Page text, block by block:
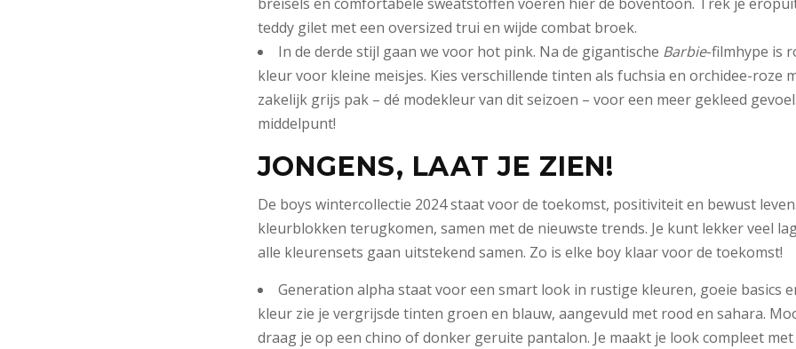
teddy gilet met een oversized trui en wijde combat broek.
In de derde stijl gaan we voor hot pink. Na de gigantische Barbie-filmhype is
kleur voor kleine meisjes. Kies verschillende tinten als fuchsia en orchidee-roze
zakelijk grijs pak – dé modekleur van dit seizoen – voor een meer gekleed
middelpunt!
JONGENS, LAAT JE ZIEN!
De boys wintercollectie 2024 staat voor de toekomst, positiviteit en bewust
kleurblokken terugkomen, samen met de nieuwste trends. Je kunt lekker veel
alle kleurensets gaan uitstekend samen. Zo is elke boy klaar voor de toekomst!
Generation alpha staat voor een smart look in rustige kleuren, goeie basics
kleur zie je vergrijsde tinten groen en blauw, aangevuld met rood en sahara.
draag je op een chino of donker geruite pantalon. Je maakt je look compleet